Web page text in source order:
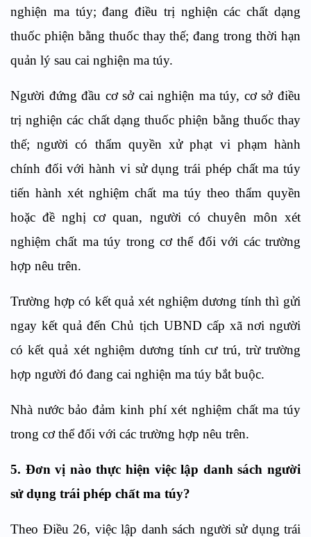
nghiện ma túy; đang điều trị nghiện các chất dạng
thuốc phiện bằng thuốc thay thế; đang trong thời hạn
quản lý sau cai nghiện ma túy.
Người đứng đầu cơ sở cai nghiện ma túy, cơ sở điều
trị nghiện các chất dạng thuốc phiện bằng thuốc thay
thế; người có thẩm quyền xử phạt vi phạm hành
chính đối với hành vi sử dụng trái phép chất ma túy
tiến hành xét nghiệm chất ma túy theo thẩm quyền
hoặc đề nghị cơ quan, người có chuyên môn xét
nghiệm chất ma túy trong cơ thể đối với các trường
hợp nêu trên.
Trường hợp có kết quả xét nghiệm dương tính thì gửi
ngay kết quả đến Chủ tịch UBND cấp xã nơi người
có kết quả xét nghiệm dương tính cư trú, trừ trường
hợp người đó đang cai nghiện ma túy bắt buộc.
Nhà nước bảo đảm kinh phíxét nghiệm chất ma túy
trong cơ thể đối với các trường hợp nêu trên.
5. Đơn vị nào thực hiện việc lập danh sách người
sử dụng trái phép chất ma túy?
Theo Điều 26, việc lập danh sách người sử dụng trái